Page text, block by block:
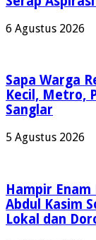
6 Agustus 2026
Sapa Warga
Kecil, Metro,
Sanglar
5 Agustus 2026
Hampir Enam
Abdul Kasim
Lokal dan